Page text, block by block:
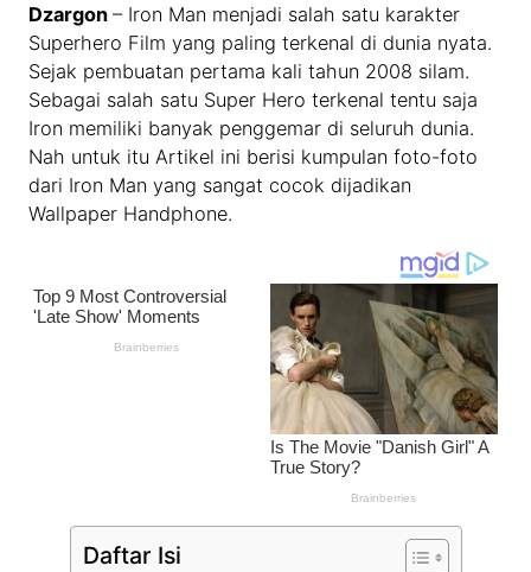
Dzargon– Iron Man menjadi salah satu karakter
Superhero Film yang paling terkenal di dunia nyata.
Sejak pembuatan pertama kali tahun 2008 silam.
Sebagai salah satu Super Hero terkenal tentu saja
Iron memiliki banyak penggemar di seluruh dunia.
Nah untuk itu Artikel ini berisi kumpulan foto-foto
dari Iron Man yang sangat cocok dijadikan
Wallpaper Handphone.
Daftar Isi